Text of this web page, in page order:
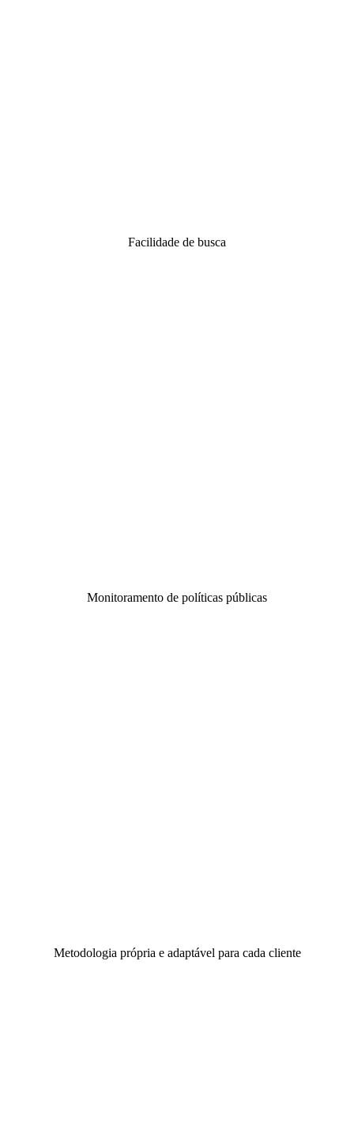
Facilidade de busca
Monitoramento de políticas públicas
Metodologia própria e adaptável para cada cliente